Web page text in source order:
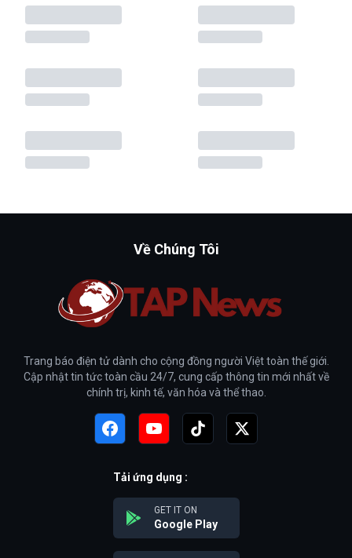
Về Chúng Tôi
Trang báo điện tử dành cho cộng đồng người Việt toàn thế giới.
Cập nhật tin tức toàn cầu 24/7, cung cấp thông tin mới nhất về
chính trị, kinh tế, văn hóa và thể thao.
Tải ứng dụng :
GET IT ON
Google Play